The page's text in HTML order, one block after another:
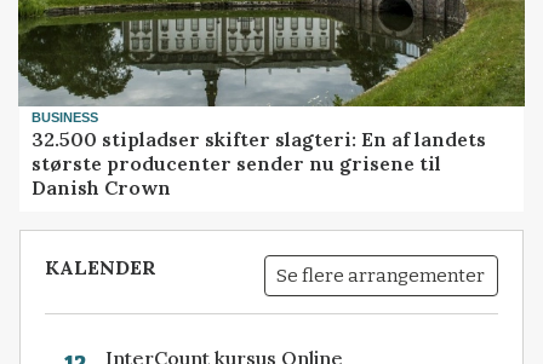
BUSINESS
32.500 stipladser skifter slagteri: En af landets
største producenter sender nu grisene til
Danish Crown
KALENDER Se flere arrangementer
InterCount kursus Online